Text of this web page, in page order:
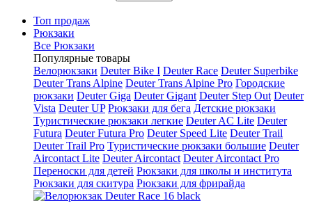
Топ продаж
Рюкзаки
Все Рюкзаки
Популярные товары
Велорюкзаки Deuter Bike I Deuter Race Deuter Superbike
Deuter Trans Alpine Deuter Trans Alpine Pro Городские
рюкзаки Deuter Giga Deuter Gigant Deuter Step Out Deuter
Vista Deuter UP Рюкзаки для бега Детские рюкзаки
Туристические рюкзаки легкие Deuter AС Lite Deuter
Futura Deuter Futura Pro Deuter Speed Lite Deuter Trail
Deuter Trail Pro Туристические рюкзаки большие Deuter
Aircontact Lite Deuter Aircontact Deuter Aircontact Pro
Переноски для детей Рюкзаки для школы и института
Рюкзаки для скитура Рюкзаки для фрирайда